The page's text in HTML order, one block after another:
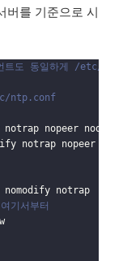
버를 기준으로 시
도 동일하게 /etc/
ntp.conf
nopeer noquery
notrap nopeer
nomodify notrap
기서부터